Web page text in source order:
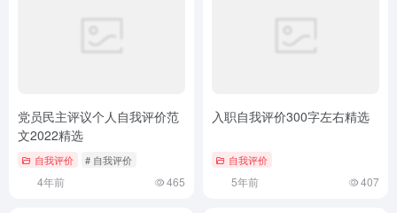
党员民主评议个人自我评价范
文2022精选
自我评价 # 自我评价
4年前 465
入职自我评价300字左右精选
自我评价
5年前 407